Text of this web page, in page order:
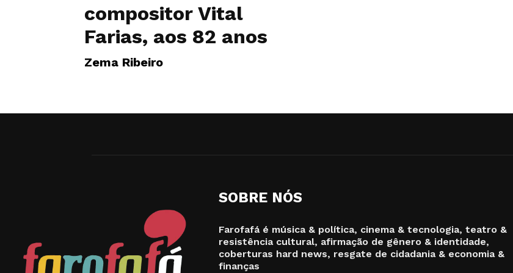
compositor Vital
Farias, aos 82 anos
Zema Ribeiro
SOBRE NÓS
Farofafá é música & política, cinema & tecnologia, teatro &
resistência cultural, afirmação de gênero & identidade,
coberturas hard news, resgate de cidadania & economia &
finanças